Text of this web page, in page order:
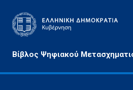
Βίβλος Ψηφιακού
&